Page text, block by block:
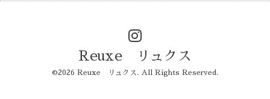
Reuxe リュクス
©2026 Reuxe リュクス . All Rights Reserved.